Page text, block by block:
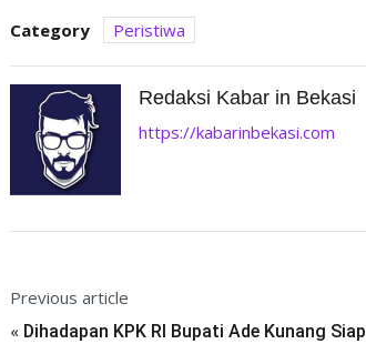
Category Peristiwa
Redaksi Kabar in Bekasi
https://kabarinbekasi.com
Previous article
« Dihadapan KPK RI Bupati Ade Kunang Siap